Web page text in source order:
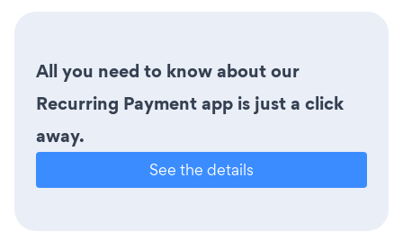
All you need to know about our
Recurring Payment app is just a click
away.
See the details